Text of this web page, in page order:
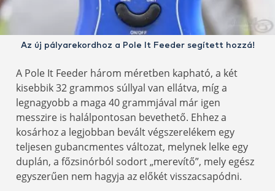
Az új pályarekordhoz a Pole It Feeder segített hozzá!
A Pole It Feeder három méretben kapható, a két
kisebbik 32 grammos súllyal van ellátva, míg a
legnagyobb a maga 40 grammjával már igen
messzire is halálpontosan bevethető. Ehhez a
kosárhoz a legjobban bevált végszerelékem egy
teljesen gubancmentes változat, melynek lelke egy
duplán, a főzsinórból sodort „merevítő”, mely egész
egyszerűen nem hagyja az előkét visszacsapódni.